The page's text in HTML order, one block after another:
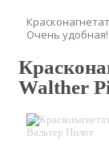
Очень удобная!
Walther